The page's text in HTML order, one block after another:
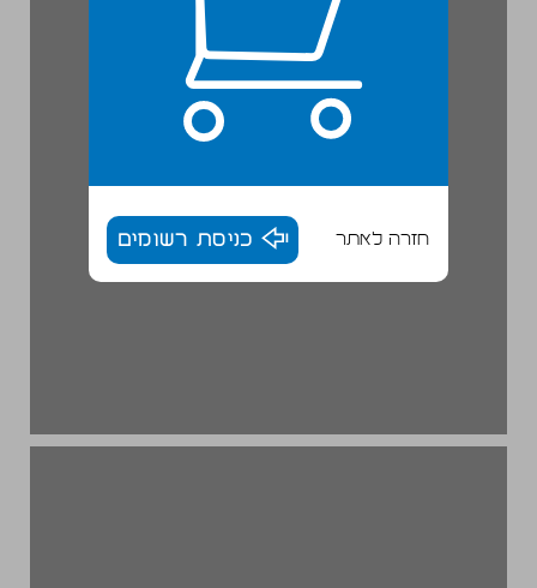
חזרה לאתר כניסת רשומים
פרק 2 ... 16